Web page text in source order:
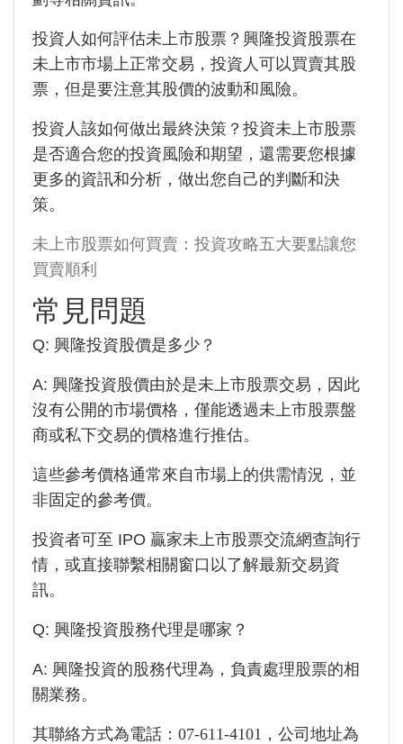
投資人如何評估未上市股票？興隆投資股票在
未上市市場上正常交易，投資人可以買賣其股
票，但是要注意其股價的波動和風險。
投資人該如何做出最終決策？投資未上市股票
是否適合您的投資風險和期望，還需要您根據
更多的資訊和分析，做出您自己的判斷和決
策。
未上市股票如何買賣：投資攻略五大要點讓您
買賣順利
常見問題
Q: 興隆投資股價是多少？
A: 興隆投資股價由於是未上市股票交易，因此
沒有公開的市場價格，僅能透過未上市股票盤
商或私下交易的價格進行推估。
這些參考價格通常來自市場上的供需情況，並
非固定的參考價。
投資者可至 IPO 贏家未上市股票交流網查詢行
情，或直接聯繫相關窗口以了解最新交易資
訊。
Q: 興隆投資股務代理是哪家？
A: 興隆投資的股務代理為 ，負責處理股票的相
關業務。
其聯絡方式為電話： 07-611-4101 ，公司地址為